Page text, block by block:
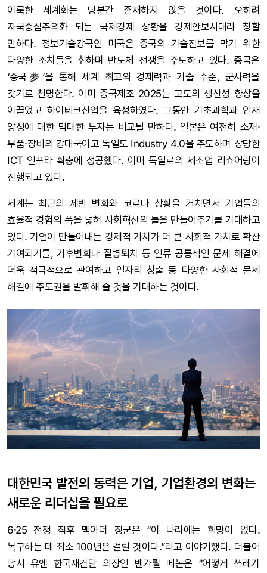
이룩한 세계화는 당분간 존재하지 않을 것이다. 오히려
자국중심주의화 되는 국제경제 상황을 경제안보시대라 칭할
만하다. 정보기술강국인 미국은 중국의 기술진보를 막기 위한
다양한 조치들을 취하며 반도체 전쟁을 주도하고 있다. 중국은
‘중국夢’을 통해 세계 최고의 경제력과 기술 수준, 군사력을
갖기로 천명한다. 이미 중국제조 2025는 고도의 생산성 향상을
이끌었고 하이테크산업을 육성하였다. 그동안 기초과학과 인재
양성에 대한 막대한 투자는 비교될 만하다. 일본은 여전히 소재·
부품·장비의 강대국이고 독일도 Industry 4.0을 주도하며 상당한
ICT 인프라 확충에 성공했다. 이미 독일로의 제조업 리쇼어링이
진행되고 있다.
세계는 최근의 제반 변화와 코로나 상황을 거치면서 기업들의
효율적 경험의 폭을 넓혀 사회혁신의 틀을 만들어주기를 기대하고
있다. 기업이 만들어내는 경제적 가치가 더 큰 사회적 가치로 확산
기여되기를, 기후변화나 질병퇴치 등 인류 공통적인 문제 해결에
더욱 적극적으로 관여하고 일자리 창출 등 다양한 사회적 문제
해결에 주도권을 발휘해 줄 것을 기대하는 것이다.
대한민국 발전의 동력은 기업, 기업환경의 변화는
새로운 리더십을 필요로
6·25 전쟁 직후 맥아더 장군은 “이 나라에는 희망이 없다.
복구하는 데 최소 100년은 걸릴 것이다.”라고 이야기했다. 더불어
당시 유엔 한국재건단 의장인 벤가릴 메논은 “어떻게 쓰레기